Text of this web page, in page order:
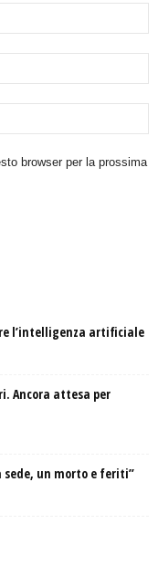
browser per la prossima
l’intelligenza artificiale
Ancora attesa per
sede, un morto e feriti”